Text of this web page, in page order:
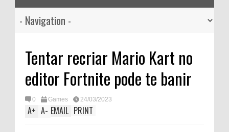
Tentar recriar Mario Kart no
editor Fortnite pode te banir
0 Games 24/03/2023
A+ A- EMAIL PRINT